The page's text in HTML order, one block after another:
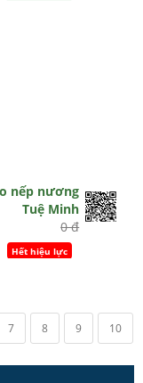
nếp nương
Tuệ Minh
0 đ
Hết hiệu lực
7 8 9 10